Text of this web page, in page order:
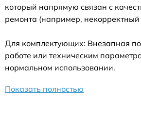
который напрямую связан с
ремонта (например,
Для комплектующих: Внезапная
работе или техническим
нормальном использовании.
Показать полностью